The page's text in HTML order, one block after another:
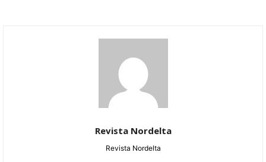
Revista Nordelta
Revista Nordelta